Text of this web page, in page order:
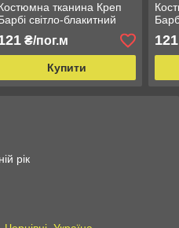
тканина Креп
світло-блакитний
₴/пог.м
Купити
121
рік